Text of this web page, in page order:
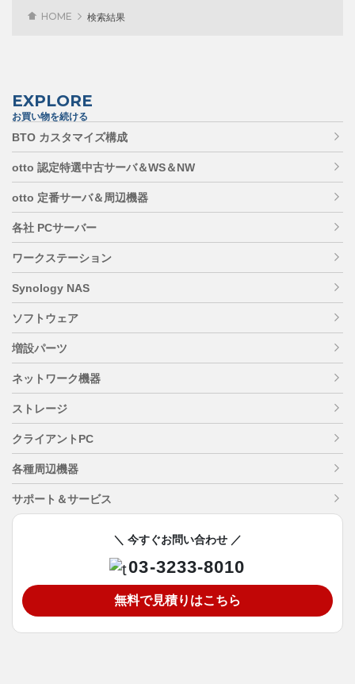
HOME 検索結果
EXPLORE
お買い物を続ける
BTO カスタマイズ構成
otto 認定特選中古サーバ＆WS＆NW
otto 定番サーバ＆周辺機器
各社 PCサーバー
ワークステーション
Synology NAS
ソフトウェア
増設パーツ
ネットワーク機器
ストレージ
クライアントPC
各種周辺機器
サポート＆サービス
＼ 今すぐお問い合わせ ／
03-3233-8010
無料で見積りはこちら